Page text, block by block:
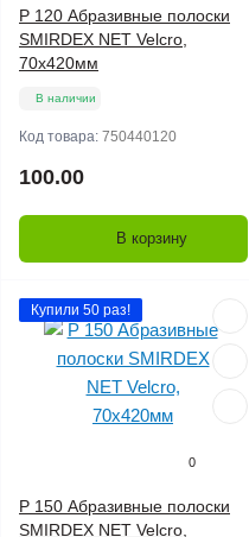
P 120 Абразивные полоски
SMIRDEX NET Velcro,
70х420мм
В наличии
Код товара: 750440120
100.00
В корзину
Купили 50 раз!
0
P 150 Абразивные полоски
SMIRDEX NET Velcro,